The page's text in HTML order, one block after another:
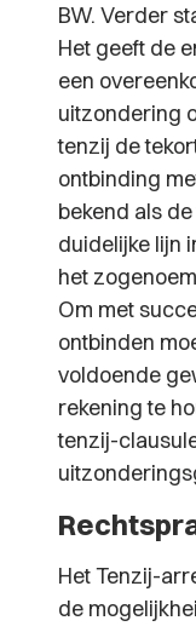
BW. Verder
Het geeft de
een
uitzondering
tenzij de
ontbinding
bekend als
duidelijke lijn
het
Om met
ontbinden
voldoende
rekening te
tenzij-
Het Tenzij-
de